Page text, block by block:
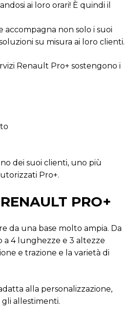
ai loro orari! È quindi il
accompagna non solo i suoi
su misura ai loro clienti.
Renault Pro+ sostengono i
dei suoi clienti, uno più
Pro+.
PRO+
da una base molto ampia. Da
a 4 lunghezze e 3 altezze
e trazione e la varietà di
alla personalizzazione,
allestimenti.